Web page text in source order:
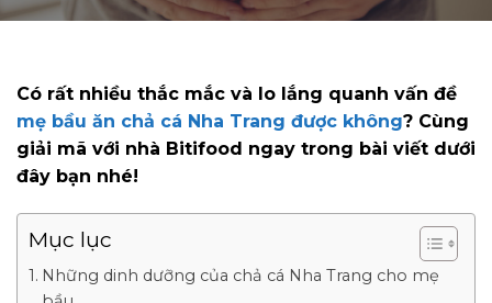
Có rất nhiều thắc mắc và lo lắng quanh vấn đề
mẹ bầu ăn chả cá Nha Trang được không? Cùng
giải mã với nhà Bitifood ngay trong bài viết dưới
đây bạn nhé!
Mục lục
Những dinh dưỡng của chả cá Nha Trang cho mẹ